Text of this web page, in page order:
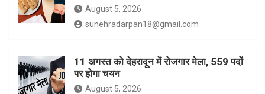
August 5, 2026
sunehradarpan18@gmail.com
11 अगस्त को देहरादून में रोजगार मेला, 559 पदों
पर होगा चयन
August 5, 2026